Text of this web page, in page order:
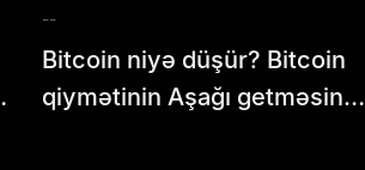
--
Bitcoin niyə düşür? Bitcoin
qiymətinin Aşağı getməsinin